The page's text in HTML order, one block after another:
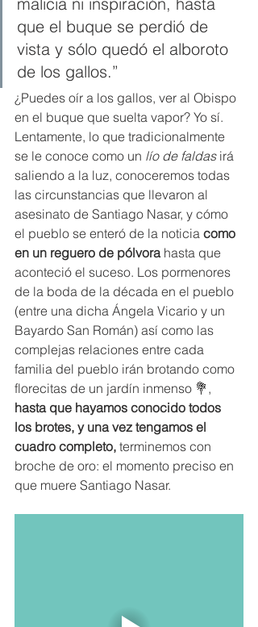
que el buque se perdió de
vista y sólo quedó el alboroto
de los gallos.”
¿Puedes oír a los gallos, ver al Obispo
en el buque que suelta vapor? Yo sí.
Lentamente, lo que tradicionalmente
se le conoce como un lío de faldas irá
saliendo a la luz, conoceremos todas
las circunstancias que llevaron al
asesinato de Santiago Nasar, y cómo
el pueblo se enteró de la noticia como
en un reguero de pólvora hasta que
aconteció el suceso. Los pormenores
de la boda de la década en el pueblo
(entre una dicha Ángela Vicario y un
Bayardo San Román) así como las
complejas relaciones entre cada
familia del pueblo irán brotando como
florecitas de un jardín inmenso 💐,
hasta que hayamos conocido todos
los brotes, y una vez tengamos el
cuadro completo, terminemos con
broche de oro: el momento preciso en
que muere Santiago Nasar.